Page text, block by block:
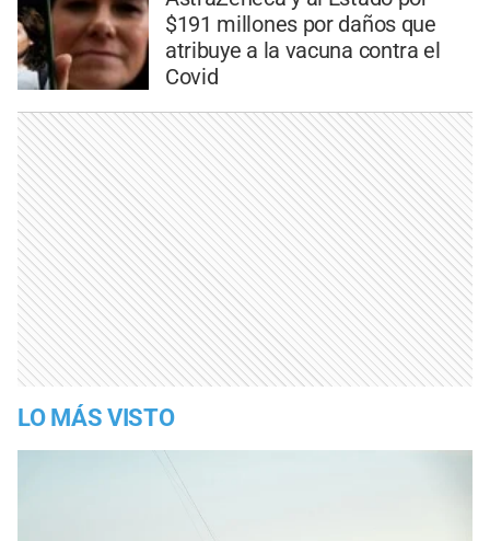
$191 millones por daños que
atribuye a la vacuna contra el
Covid
LO MÁS VISTO